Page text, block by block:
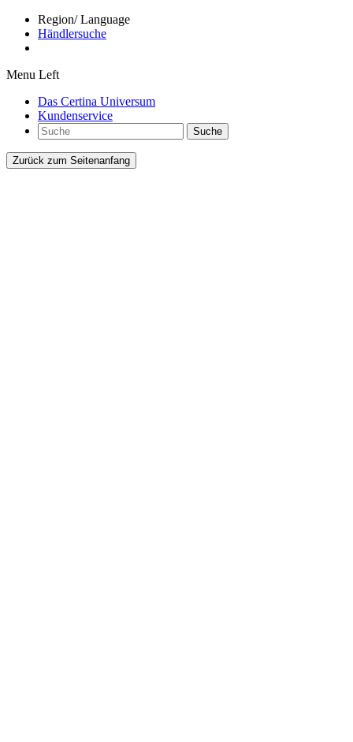
Region/ Language
Händlersuche
Menu Left
Das Certina Universum
Kundenservice
Suche
Zurück zum Seitenanfang